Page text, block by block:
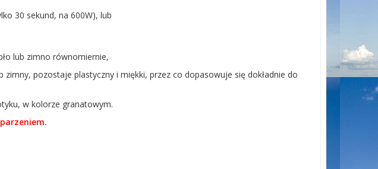
30 sekund, na 600W), lub
lub zimno równomiernie,
pozostaje plastyczny i miękki, przez co dopasowuje się dokładnie do
w kolorze granatowym.